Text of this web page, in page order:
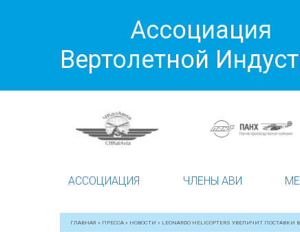
Ассоциация
Вертолетной
АССОЦИАЦИЯ ЧЛЕНЫ АВИ
ГЛАВНАЯ » ПРЕССА » НОВОСТИ » LEONARDO HELICOPTERS УВЕЛИЧИТ